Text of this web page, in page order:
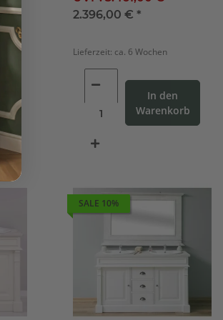
2.396,00 € *
Lieferzeit: ca. 6 Wochen
In den
Warenkorb
SALE 10%